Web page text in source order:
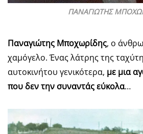
ΠΑΝΑΓΙΩΤΗΣ
Παναγιώτης Μποχωρίδης, ο
χαμόγελο. Ένας λάτρης της
αυτοκινήτου γενικότερα, με μια
που δεν την συναντάς εύκολα…